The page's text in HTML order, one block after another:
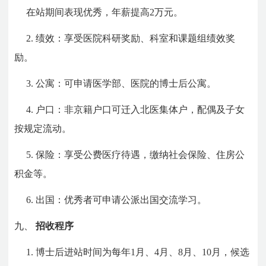
在站期间表现优秀，年薪提高2万元。
2. 绩效：享受医院科研奖励、科室和课题组绩效奖
励。
3. 公寓：可申请医学部、医院的博士后公寓。
4. 户口：非京籍户口可迁入北医集体户，配偶及子女
按规定流动。
5. 保险：享受公费医疗待遇，缴纳社会保险、住房公
积金等。
6. 出国：优秀者可申请公派出国交流学习。
九、招收程序
1. 博士后进站时间为每年1月、4月、8月、10月，候选